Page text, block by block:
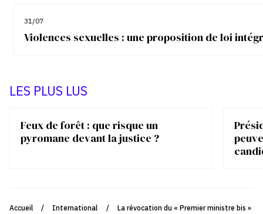
31/07
Violences sexuelles : une proposition de loi
LES PLUS LUS
Feux de forêt : que risque un
pyromane devant la justice ?
Accueil / International /
La révocation du « Premier ministre bis »